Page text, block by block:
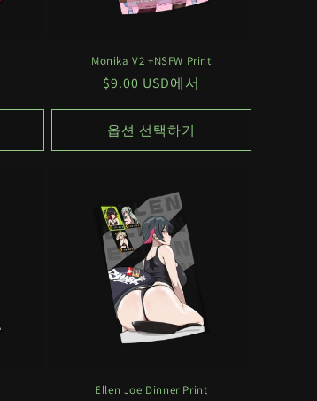
Monika V2 +NSFW Print
정
$9.00 USD에서
옵션 선택하기
Ellen Joe Dinner Print